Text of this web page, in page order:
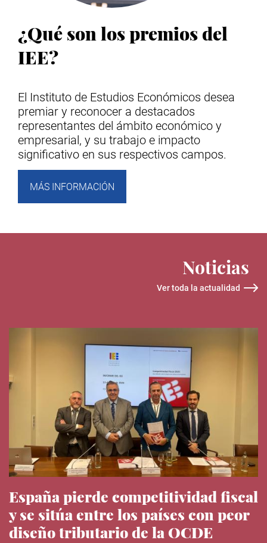
¿Qué son los premios del
IEE?
El Instituto de Estudios Económicos desea
premiar y reconocer a destacados
representantes del ámbito económico y
empresarial, y su trabajo e impacto
significativo en sus respectivos campos.
MÁS INFORMACIÓN
Noticias
Ver toda la actualidad
España pierde competitividad fiscal
y se sitúa entre los países con peor
diseño tributario de la OCDE